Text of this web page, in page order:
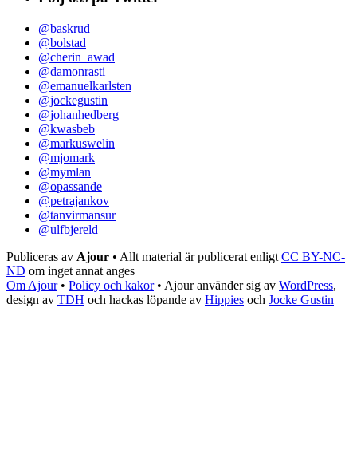
@baskrud
@bolstad
@cherin_awad
@damonrasti
@emanuelkarlsten
@jockegustin
@johanhedberg
@kwasbeb
@markuswelin
@mjomark
@mymlan
@opassande
@petrajankov
@tanvirmansur
@ulfbjereld
Publiceras av Ajour • Allt material är publicerat enligt CC BY-NC-
ND om inget annat anges
Om Ajour• Policy och kakor• Ajour använder sig av WordPress,
design av TDH och hackas löpande av Hippies och Jocke Gustin